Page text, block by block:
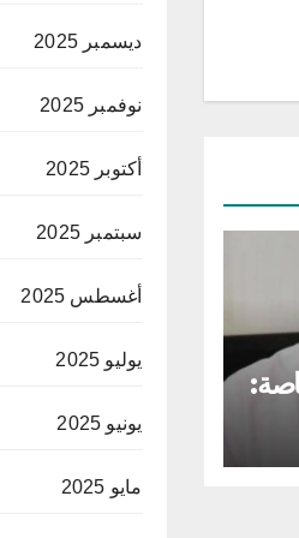
ديسمبر 2025
نوفمبر 2025
أكتوبر 2025
سبتمبر 2025
أغسطس 2025
يوليو 2025
يونيو 2025
مايو 2025